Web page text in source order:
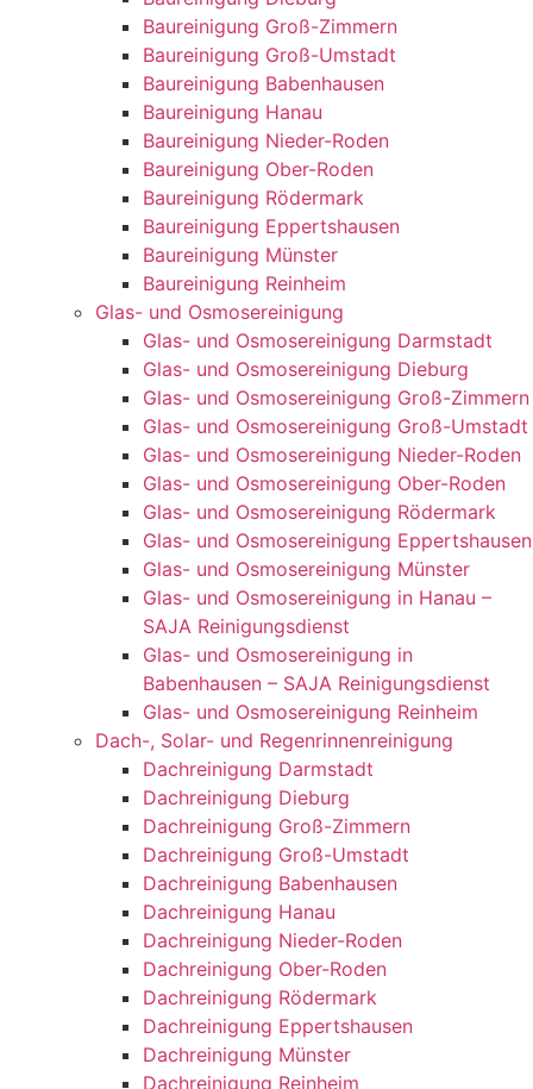
Baureinigung Groß-Zimmern
Baureinigung Groß-Umstadt
Baureinigung Babenhausen
Baureinigung Hanau
Baureinigung Nieder-Roden
Baureinigung Ober-Roden
Baureinigung Rödermark
Baureinigung Eppertshausen
Baureinigung Münster
Baureinigung Reinheim
Glas- und Osmosereinigung
Glas- und Osmosereinigung Darmstadt
Glas- und Osmosereinigung Dieburg
Glas- und Osmosereinigung Groß-Zimmern
Glas- und Osmosereinigung Groß-Umstadt
Glas- und Osmosereinigung Nieder-Roden
Glas- und Osmosereinigung Ober-Roden
Glas- und Osmosereinigung Rödermark
Glas- und Osmosereinigung Eppertshausen
Glas- und Osmosereinigung Münster
Glas- und Osmosereinigung in Hanau –
SAJA Reinigungsdienst
Glas- und Osmosereinigung in
Babenhausen – SAJA Reinigungsdienst
Glas- und Osmosereinigung Reinheim
Dach-, Solar- und Regenrinnenreinigung
Dachreinigung Darmstadt
Dachreinigung Dieburg
Dachreinigung Groß-Zimmern
Dachreinigung Groß-Umstadt
Dachreinigung Babenhausen
Dachreinigung Hanau
Dachreinigung Nieder-Roden
Dachreinigung Ober-Roden
Dachreinigung Rödermark
Dachreinigung Eppertshausen
Dachreinigung Münster
Dachreinigung Reinheim